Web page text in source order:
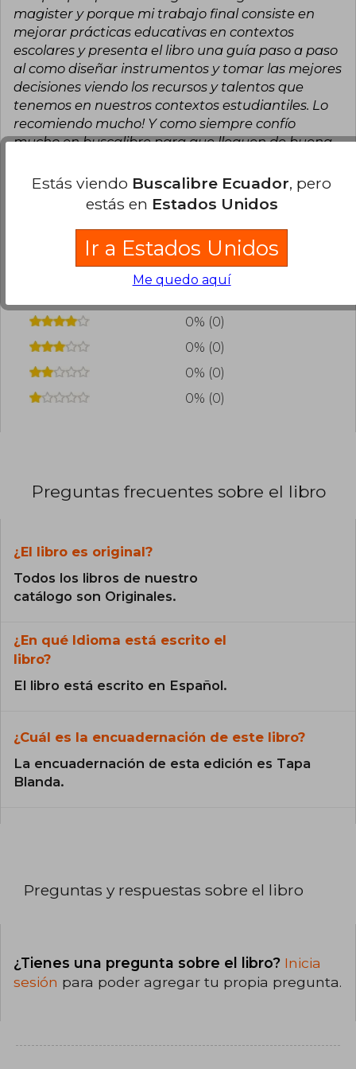
magister y porque mi trabajo final consiste en
mejorar prácticas educativas en contextos
escolares y presenta el libro una guía paso a paso
al como diseñar instrumentos y tomar las mejores
decisiones viendo los recursos y talentos que
tenemos en nuestros contextos estudiantiles. Lo
recomiendo mucho! Y como siempre confío
mucho en buscalibre para que lleguen de buena
Esta opinión es útil 0 No es útil
Inicia sesión
para poder
agregar tu propia evaluación.
0% (0)
0% (0)
0% (0)
0% (0)
Preguntas frecuentes sobre el libro
¿El libro es original?
Todos los libros de nuestro
catálogo son Originales.
¿En qué Idioma está escrito el
libro?
El libro está escrito en Español.
¿Cuál es la encuadernación de este libro?
La encuadernación de esta edición es Tapa
Blanda.
Preguntas y respuestas sobre el libro
¿Tienes una pregunta sobre el libro? Inicia
sesión para poder agregar tu propia pregunta.
Estás viendo Buscalibre Ecuador, pero
estás en Estados Unidos
Ir a Estados Unidos
Me quedo aquí